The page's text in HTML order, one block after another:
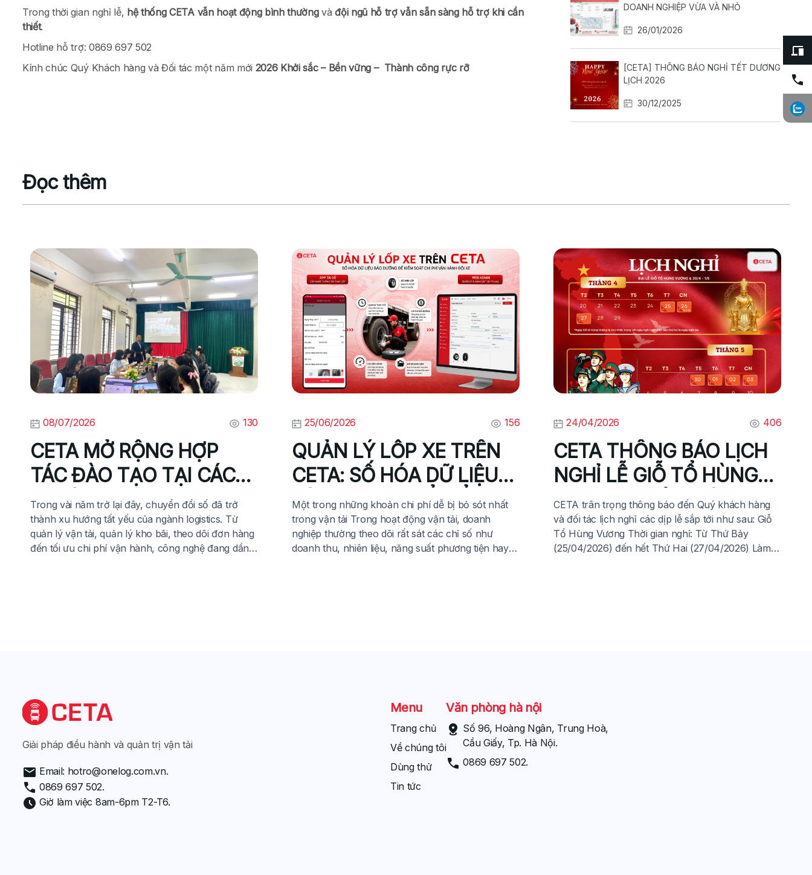
Trong thời gian nghỉ lễ, hệ thống CETA vẫn hoạt động bình thườngvàđội ngũ hỗ trợ vẫn sẵn sàng hỗ trợ khi cần
thiết.
Hotline hỗ trợ: 0869 697 502
Kính chúc Quý Khách hàng và Đối tác một năm mới 2026 Khởi sắc – Bền vững – Thành công rực rỡ
DOANH NGHIỆP VỪA VÀ NHỎ
26/01/2026
[CETA] THÔNG BÁO NGHỈ TẾT DƯƠNG
LỊCH 2026
30/12/2025
Đọc thêm
08/07/2026 130
CETA MỞ RỘNG HỢP
TÁC ĐÀO TẠO TẠI CÁC
TRƯỜNG ĐẠI HỌC –
CHUNG TAY XÂY DỰNG
NGUỒN NHÂN LỰC
Trong vài năm trở lại đây, chuyển đổi số đã trở
thành xu hướng tất yếu của ngành logistics. Từ
quản lý vận tải, quản lý kho bãi, theo dõi đơn hàng
đến tối ưu chi phí vận hành, công nghệ đang dần
25/06/2026 156
QUẢN LÝ LỐP XE TRÊN
CETA: SỐ HÓA DỮ LIỆU
BẢO DƯỠNG ĐỂ KIỂM
SOÁT CHI PHÍ VẬN HÀNH
ĐỘI XE
Một trong những khoản chi phí dễ bị bỏ sót nhất
trong vận tải Trong hoạt động vận tải, doanh
nghiệp thường theo dõi rất sát các chỉ số như
doanh thu, nhiên liệu, năng suất phương tiện hay
24/04/2026 406
CETA THÔNG BÁO LỊCH
NGHỈ LỄ GIỖ TỔ HÙNG
VƯƠNG, NGÀY GIẢI
PHÒNG MIỀN NAM
THỐNG NHẤT ĐẤT
CETA trân trọng thông báo đến Quý khách hàng
và đối tác lịch nghỉ các dịp lễ sắp tới như sau: Giỗ
Tổ Hùng Vương Thời gian nghỉ: Từ Thứ Bảy
(25/04/2026) đến hết Thứ Hai (27/04/2026) Làm
Giải pháp điều hành và quản trị vận tải
Email: hotro@onelog.com.vn.
0869 697 502.
Giờ làm việc 8am-6pm T2-T6.
Menu
Trang chủ
Về chúng tôi
Dùng thử
Tin tức
Văn phòng hà nội
Số 96, Hoàng Ngân, Trung Hoà,
Cầu Giấy, Tp. Hà Nội.
0869 697 502.